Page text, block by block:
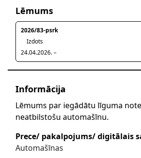
Lēmums
2026/83-psrk
Izdots
24.04.2026. –
Informācija
Lēmums par iegādātu līguma
neatbilstošu automašīnu.
Prece/ pakalpojums/ digitālais
Automašīnas